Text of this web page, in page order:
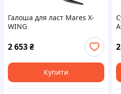
Галоша для ласт Mares X-
WING
2 653₴
Купити